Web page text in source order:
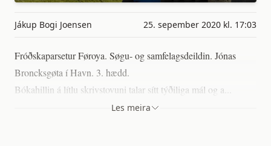
Jákup Bogi Joensen 25. sepember 2020 kl. 17:03
Fróðskaparsetur Føroya. Søgu- og samfelagsdeildin. Jónas
Broncksgøta í Havn. 3. hædd.
Bókahillin á lítlu skrivstovuni talar sítt týðiliga mál og a...
Les meira